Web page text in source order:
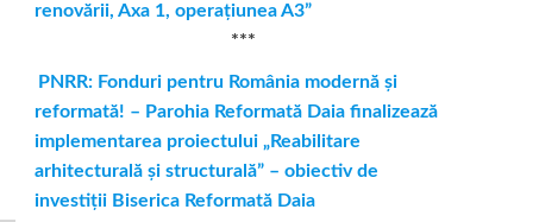
renovării, Axa 1, operaţiunea A3”
***
PNRR: Fonduri pentru România modernă și
reformată! – Parohia Reformată Daia finalizează
implementarea proiectului „Reabilitare
arhitecturală și structurală” – obiectiv de
investiții Biserica Reformată Daia